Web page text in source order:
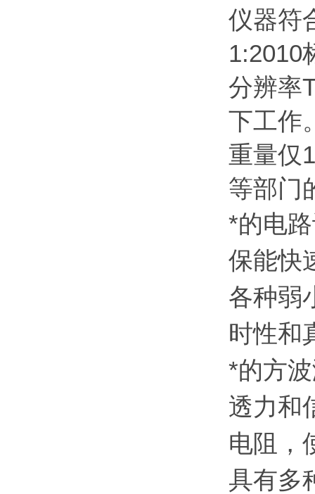
仪器符
1:2010
分辨率
下工作
重量仅
等部门
*的电
保能快
各种弱
时性和
*的方
透力和
电阻，
具有多